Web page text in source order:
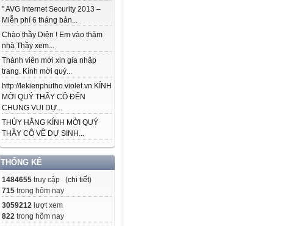
" AVG Internet Security 2013 –
Miễn phí 6 tháng bản...
Chào thầy Diện ! Em vào thăm
nhà Thầy xem...
Thành viên mới xin gia nhập
trang. Kính mời quý...
http://lekienphutho.violet.vn KÍNH
MỜI QUÝ THẦY CÔ ĐẾN
CHUNG VUI DỰ...
THÚY HẰNG KÍNH MỜI QUÝ
THẦY CÔ VỀ DỰ SINH...
THỐNG KÊ
1484655 truy cập (chi tiết)
715 trong hôm nay
3059212 lượt xem
822 trong hôm nay